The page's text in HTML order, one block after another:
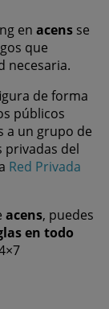
en acens se
que
necesaria.
de forma
públicos
a un grupo de
privadas del
Red Privada
acens, puedes
en todo